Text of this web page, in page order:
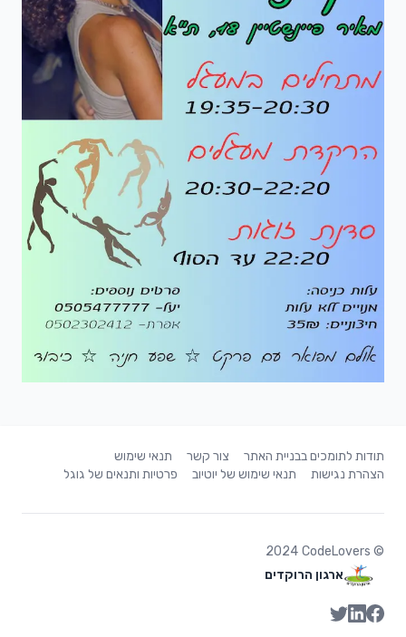
תודות לתומכים בבניית האתר צור קשר
תנאי שימוש
הצהרת נגישות
תנאי שימוש של יוטיוב פרטיות ותנאים של גוגל
©
2024 CodeLovers
ארגון הרוקדים